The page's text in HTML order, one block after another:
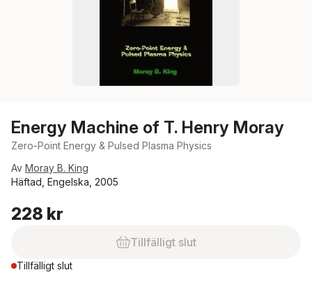
Energy Machine of T. Henry Moray
Zero-Point Energy & Pulsed Plasma Physics
Av Moray B. King
Häftad, Engelska, 2005
228 kr
Tillfälligt slut
Tillfälligt slut